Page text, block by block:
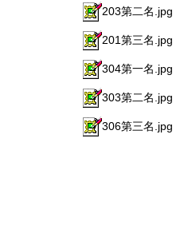
203第二名.jpg
201第三名.jpg
304第一名.jpg
303第二名.jpg
306第三名.jpg